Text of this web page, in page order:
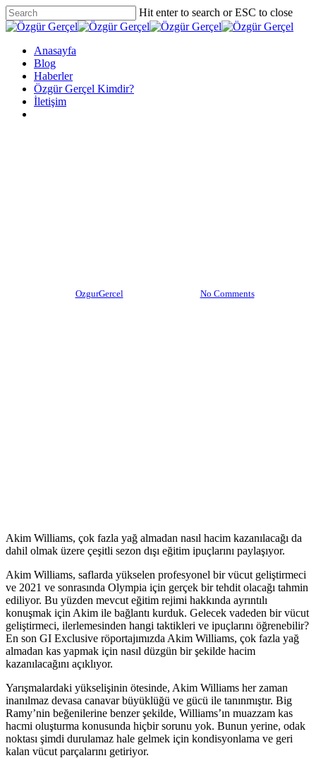
Skip
to
content
Hit enter to search or ESC to close
Close
Menu
Anasayfa
Blog
Haberler
Özgür Gerçel Kimdir?
İletişim
OzgurGercel No Comments
Akim Williams, çok fazla yağ almadan nasıl hacim kazanılacağı da
dahil olmak üzere çeşitli sezon dışı eğitim ipuçlarını paylaşıyor.
Akim Williams, saflarda yükselen profesyonel bir vücut geliştirmeci
ve 2021 ve sonrasında Olympia için gerçek bir tehdit olacağı tahmin
ediliyor. Bu yüzden mevcut eğitim rejimi hakkında ayrıntılı
konuşmak için Akim ile bağlantı kurduk. Gelecek vadeden bir vücut
geliştirmeci, ilerlemesinden hangi taktikleri ve ipuçlarını öğrenebilir?
En son GI Exclusive röportajımızda Akim Williams, çok fazla yağ
almadan kas yapmak için nasıl düzgün bir şekilde hacim
kazanılacağını açıklıyor.
Yarışmalardaki yükselişinin ötesinde, Akim Williams her zaman
inanılmaz devasa canavar büyüklüğü ve gücü ile tanınmıştır. Big
Ramy’nin beğenilerine benzer şekilde, Williams’ın muazzam kas
hacmi oluşturma konusunda hiçbir sorunu yok. Bunun yerine, odak
noktası şimdi durulamaz hale gelmek için kondisyonlama ve geri
kalan vücut parçalarını getiriyor.